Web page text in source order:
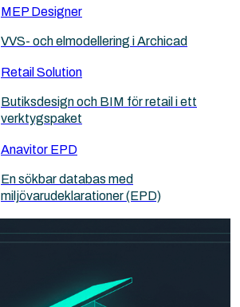
MEP Designer
VVS- och elmodellering i Archicad
Retail Solution
Butiksdesign och BIM för retail i ett
verktygspaket
Anavitor EPD
En sökbar databas med
miljövarudeklarationer (EPD)